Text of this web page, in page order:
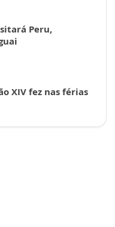
Peru,
XIV fez nas férias